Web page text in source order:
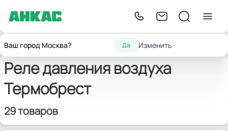
Ваш город Москва? Да Изменить
Главнаягорелок
давления воздуха
Реле давления воздуха
Термобрест
29 товаров